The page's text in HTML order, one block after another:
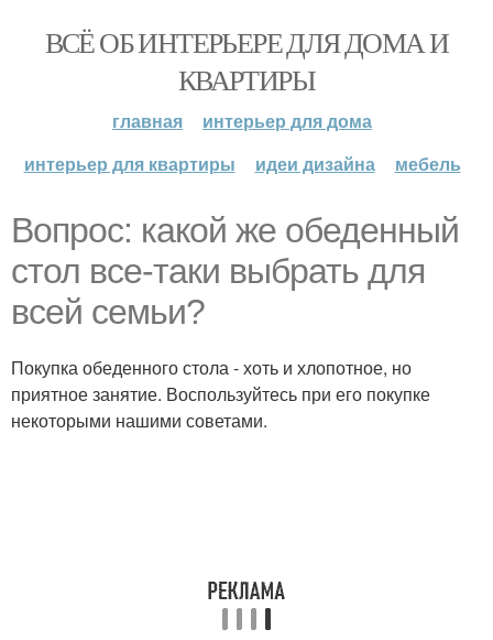
ВСЁ ОБ ИНТЕРЬЕРЕ ДЛЯ ДОМА И
КВАРТИРЫ
главная
интерьер для дома
интерьер для квартиры
идеи дизайна мебель
Вопрос: какой же обеденный
стол все-таки выбрать для
всей семьи?
Покупка обеденного стола - хоть и хлопотное, но
приятное занятие. Воспользуйтесь при его покупке
некоторыми нашими советами.